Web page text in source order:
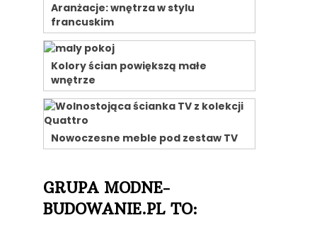
Aranżacje: wnętrza w stylu
francuskim
Kolory ścian powiększą małe
wnętrze
Nowoczesne meble pod zestaw TV
GRUPA MODNE-
BUDOWANIE.PL TO: